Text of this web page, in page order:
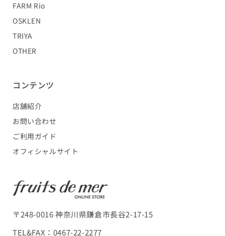
FARM Rio
OSKLEN
TRIYA
OTHER
コンテンツ
店舗紹介
お問い合わせ
ご利用ガイド
オフィシャルサイト
〒248-0016 神奈川県鎌倉市長谷2-17-15
TEL&FAX： 0467-22-2277